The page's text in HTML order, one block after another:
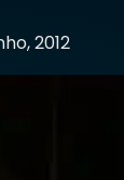
2012